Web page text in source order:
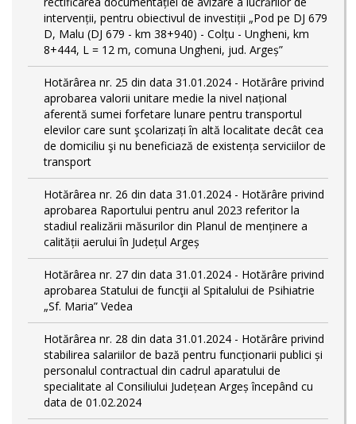
intervenții, pentru obiectivul de investiții „Pod pe DJ 679
D, Malu (DJ 679 - km 38+940) - Colțu - Ungheni, km
8+444, L = 12 m, comuna Ungheni, jud. Argeș”
Hotărârea nr. 25 din data 31.01.2024 - Hotărâre privind
aprobarea valorii unitare medie la nivel național
aferentă sumei forfetare lunare pentru transportul
elevilor care sunt şcolarizați în altă localitate decât cea
de domiciliu şi nu beneficiază de existența serviciilor de
transport
Hotărârea nr. 26 din data 31.01.2024 - Hotărâre privind
aprobarea Raportului pentru anul 2023 referitor la
stadiul realizării măsurilor din Planul de menținere a
calității aerului în Județul Argeș
Hotărârea nr. 27 din data 31.01.2024 - Hotărâre privind
aprobarea Statului de funcţii al Spitalului de Psihiatrie
„Sf. Maria” Vedea
Hotărârea nr. 28 din data 31.01.2024 - Hotărâre privind
stabilirea salariilor de bază pentru funcționarii publici și
personalul contractual din cadrul aparatului de
specialitate al Consiliului Județean Argeș începând cu
data de 01.02.2024